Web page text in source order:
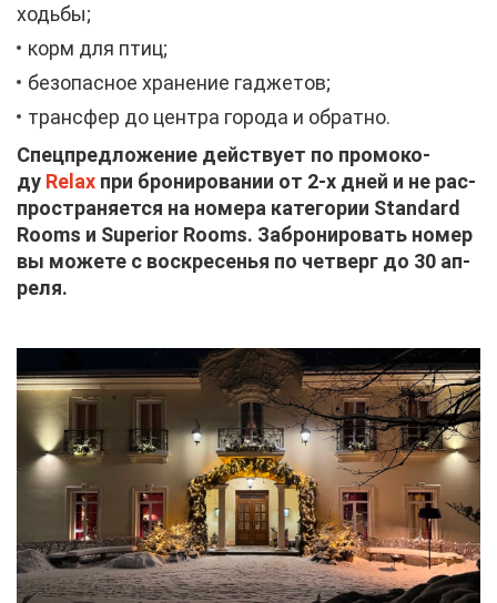
ходь­бы;
корм для птиц;
без­опас­ное хра­не­ние га­д­же­тов;
транс­фер до цен­тра го­ро­да и об­рат­но.
Спец­пред­ло­же­ние дей­ству­ет по про­мо­ко­
ду Relax при бро­ни­ро­ва­нии от 2-х дней и не рас­
про­стра­ня­ет­ся на но­ме­ра ка­те­го­рии Standard
Rooms и Superior Rooms. За­бро­ни­ро­вать но­мер
вы мо­же­те с вос­кре­се­нья по чет­верг до 30 ап­
ре­ля.